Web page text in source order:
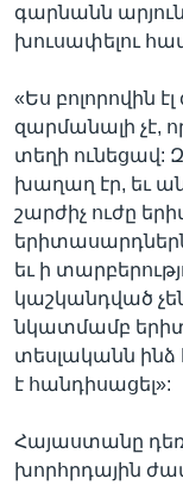
գարնանն
խուսափելու
«Ես բոլորովին
զարմանալի չէ,
տեղի ունեցավ:
խաղաղ էր, եւ
շարժիչ ուժը
եւ ի
կաշկանդված
նկատմամբ
տեսլականն ինձ
է հանդիսացել»:
Հայաստանը դեռ
խորհրդային